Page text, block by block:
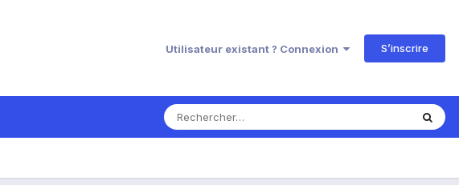
Utilisateur existant ? Connexion S’inscrire